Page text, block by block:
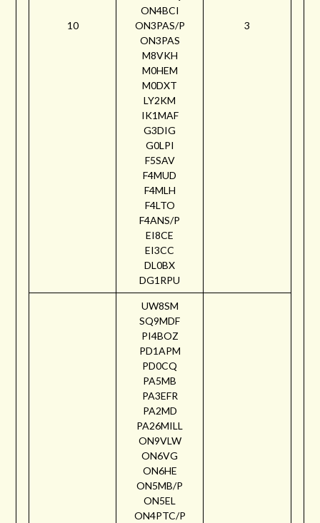
10
ON4BCI
ON3PAS/P
ON3PAS
M8VKH
M0HEM
M0DXT
LY2KM
IK1MAF
G3DIG
G0LPI
F5SAV
F4MUD
F4MLH
F4LTO
F4ANS/P
EI8CE
EI3CC
DL0BX
DG1RPU
3
UW8SM
SQ9MDF
PI4BOZ
PD1APM
PD0CQ
PA5MB
PA3EFR
PA2MD
PA26MILL
ON9VLW
ON6VG
ON6HE
ON5MB/P
ON5EL
ON4PTC/P